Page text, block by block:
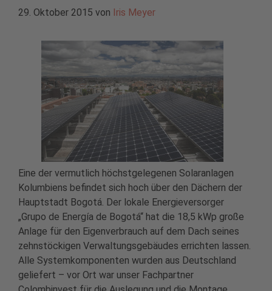
29. Oktober 2015 von Iris Meyer
Eine der vermutlich höchstgelegenen Solaranlagen
Kolumbiens befindet sich hoch über den Dächern der
Hauptstadt Bogotá. Der lokale Energieversorger
„Grupo de Energía de Bogotá“ hat die 18,5 kWp große
Anlage für den Eigenverbrauch auf dem Dach seines
zehnstöckigen Verwaltungsgebäudes errichten lassen.
Alle Systemkomponenten wurden aus Deutschland
geliefert – vor Ort war unser Fachpartner